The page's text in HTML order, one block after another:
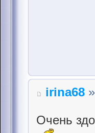
irina68
Очень